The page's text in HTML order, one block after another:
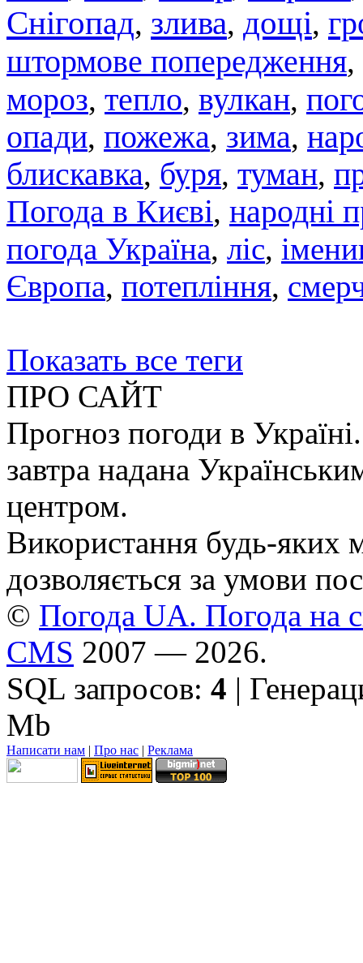
Снігопад, злива, дощі,
штормове попередження,
мороз, тепло, вулкан,
опади, пожежа, зима,
блискавка, буря, туман,
Погода в Києві, народні
погода Україна, ліс,
Європа, потепління,
Показать все теги
ПРО САЙТ
Прогноз погоди в
завтра надана
центром.
Використання будь-яких
дозволяється за умови
© Погода UA. Погода на
CMS 2007 — 2026.
SQL запросов: 4 |
Mb
Написати нам | Про нас | Реклама